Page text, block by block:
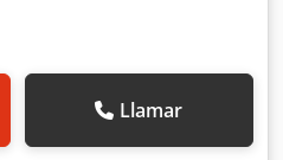
Llamar